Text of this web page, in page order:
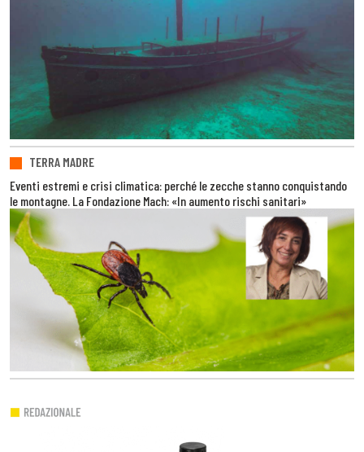
TERRA MADRE
Eventi estremi e crisi climatica: perché le zecche stanno conquistando
le montagne. La Fondazione Mach: «In aumento rischi sanitari»